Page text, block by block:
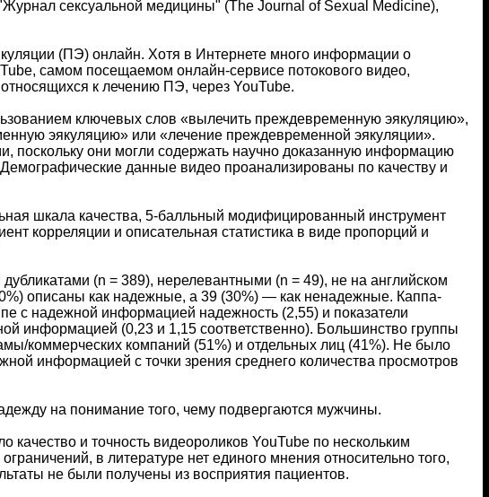
сексуальной медицины" (The Journal of Sexual Medicine),
(ПЭ) онлайн. Хотя в Интернете много информации о
самом посещаемом онлайн-сервисе потокового видео,
к лечению ПЭ, через YouTube.
ключевых слов «вылечить преждевременную эякуляцию»,
эякуляцию» или «лечение преждевременной эякуляции».
поскольку они могли содержать научно доказанную информацию
данные видео проанализированы по качеству и
шкала качества, 5-балльный модифицированный инструмент
корреляции и описательная статистика в виде пропорций и
(n = 389), нерелевантными (n = 49), не на английском
описаны как надежные, а 39 (30%) — как ненадежные. Каппа-
с надежной информацией надежность (2,55) и показатели
информацией (0,23 и 1,15 соответственно). Большинство группы
коммерческих компаний (51%) и отдельных лиц (41%). Не было
информацией с точки зрения среднего количества просмотров
на понимание того, чему подвергаются мужчины.
и точность видеороликов YouTube по нескольким
в литературе нет единого мнения относительно того,
не были получены из восприятия пациентов.